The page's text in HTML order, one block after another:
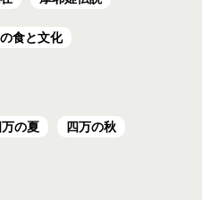
食と文化
万の夏 四万の秋